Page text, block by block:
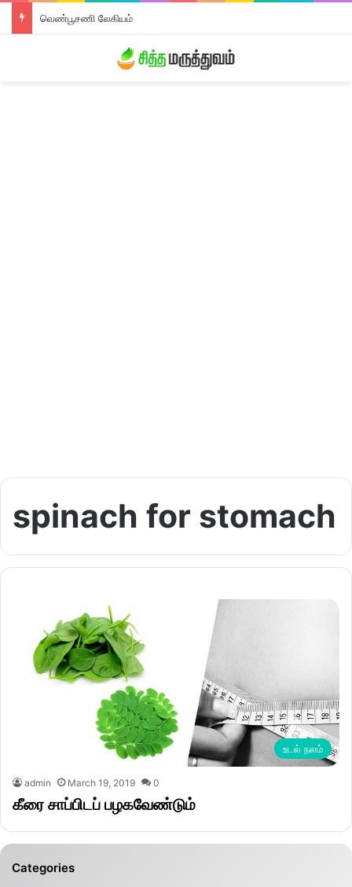
வெண்பூசணி லேகியம்
spinach for stomach
உடல் நலம்
admin March 19, 2019 0
கீரை சாப்பிடப் பழகவேண்டும்
Categories